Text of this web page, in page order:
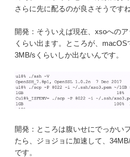
さらに先に配るのが良さそうですね
開発：そういえば現在、xsoへの
くらい出ます。ところが、macOS
3MB/sくらいしか出ないんです。
開発：ところは腹いせにでっかい
たら、ジョジョに加速して、
です。